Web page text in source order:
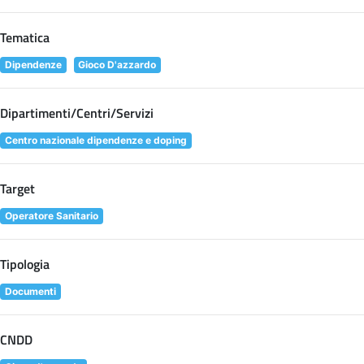
Tematica
Dipendenze Gioco D'azzardo
Dipartimenti/Centri/Servizi
Centro nazionale dipendenze e doping
Target
Operatore Sanitario
Tipologia
Documenti
CNDD